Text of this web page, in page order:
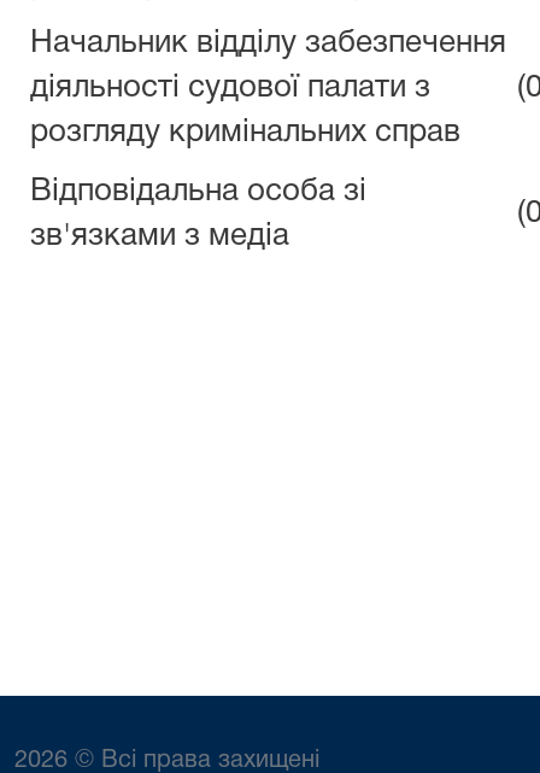
Начальник відділу забезпечення
діяльності судової палати з
розгляду кримінальних справ
Відповідальна особа зі
зв'язками з медіа
2026 © Всі права захищені